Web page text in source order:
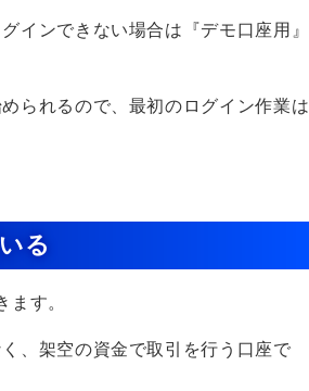
インできない場合は『デモ口座用』
られるので、最初のログイン作業は
る
す。
、架空の資金で取引を行う口座で